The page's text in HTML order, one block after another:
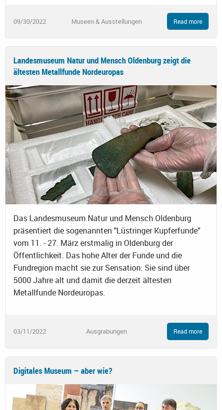
09/30/2022 Museen & Ausstellungen Read more
Landesmuseum Natur und Mensch Oldenburg zeigt die
ältesten Metallfunde Nordeuropas
Das Landesmuseum Natur und Mensch Oldenburg
präsentiert die sogenannten "Lüstringer Kupferfunde"
vom 11. - 27. März erstmalig in Oldenburg der
Öffentlichkeit. Das hohe Alter der Funde und die
Fundregion macht sie zur Sensation: Sie sind über
5000 Jahre alt und damit die derzeit ältesten
Metallfunde Nordeuropas.
03/11/2022 Ausgrabungen Read more
Digitales Museum – aber wie?